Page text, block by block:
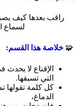
راقب بعدها كيف
لسماع
🧩 خلاصة هذا القسم:
الإقناع لا
التي تسبقها.
كل كلمة تقولها
الدماغ،